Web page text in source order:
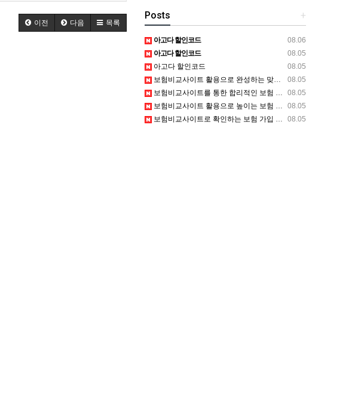
이전 다음 목록
+
Posts
08.06
아고다 할인코드
08.05
아고다 할인코드
08.05
아고다 할인코드
08.05
보험비교사이트 활용으로 완성하는 맞춤형 보험 계획
08.05
보험비교사이트를 통한 합리적인 보험 관리 방법
08.05
보험비교사이트 활용으로 높이는 보험 선택의 효율성
08.05
보험비교사이트로 확인하는 보험 가입 전 체크사항